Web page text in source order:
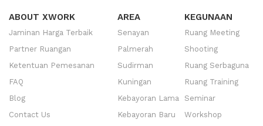
ABOUT XWORK
Jaminan Harga Terbaik
Partner Ruangan
Ketentuan Pemesanan
FAQ
Blog
Contact Us
AREA
Senayan
Palmerah
Sudirman
Kuningan
Kebayoran Lama
Kebayoran Baru
KEGUNAAN
Ruang Meeting
Shooting
Ruang Serbaguna
Ruang Training
Seminar
Workshop